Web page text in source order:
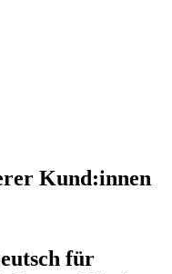
Kund:innen
für